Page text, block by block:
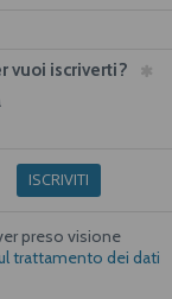
vuoi iscriverti?
ISCRIVITI
preso visione
trattamento dei dati